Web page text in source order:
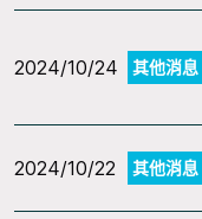
2024/10/24 其他消息
2024/10/22 其他消息